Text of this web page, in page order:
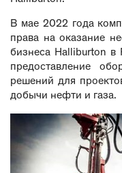
В мае 2022 года
права на оказание
бизнеса Halliburton в
предоставление
решений для
добычи нефти и газа.